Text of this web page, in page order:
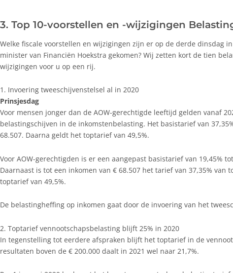
3. Top 10-voorstellen en -wijzigingen
Welke fiscale voorstellen en wijzigingen zijn er op de derde dinsdag
minister van Financiën Hoekstra gekomen? Wij zetten kort de tien
wijzigingen voor u op een rij.
1. Invoering tweeschijvenstelsel al in 2020
Prinsjesdag
Voor mensen jonger dan de AOW-gerechtigde leeftijd gelden vanaf
belastingschijven in de inkomstenbelasting. Het basistarief van
68.507. Daarna geldt het toptarief van 49,5%.
Voor AOW-gerechtigden is er een aangepast basistarief van 19,45%
Daarnaast is tot een inkomen van € 68.507 het tarief van 37,35% van
toptarief van 49,5%.
De belastingheffing op inkomen gaat door de invoering van het
2. Toptarief vennootschapsbelasting blijft 25% in 2020
In tegenstelling tot eerdere afspraken blijft het toptarief in de
resultaten boven de € 200.000 daalt in 2021 wel naar 21,7%.